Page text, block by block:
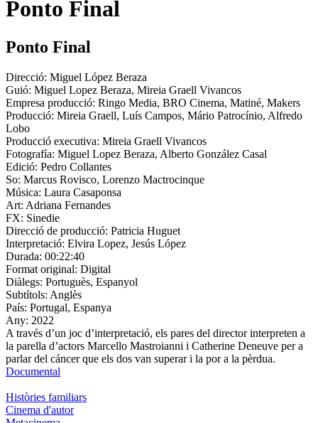
Ponto Final
Ponto Final
Direcció: Miguel López Beraza
Guió: Miguel Lopez Beraza, Mireia Graell Vivancos
Empresa producció: Ringo Media, BRO Cinema, Matiné, Makers
Producció: Mireia Graell, Luís Campos, Mário Patrocínio, Alfredo
Lobo
Producció executiva: Mireia Graell Vivancos
Fotografía: Miguel Lopez Beraza, Alberto González Casal
Edició: Pedro Collantes
So: Marcus Rovisco, Lorenzo Mactrocinque
Música: Laura Casaponsa
Art: Adriana Fernandes
FX: Sinedie
Direcció de producció: Patricia Huguet
Interpretació: Elvira Lopez, Jesús López
Durada: 00:22:40
Format original: Digital
Diàlegs: Portuguès, Espanyol
Subtítols: Anglès
País: Portugal, Espanya
Any: 2022
A través d’un joc d’interpretació, els pares del director interpreten a
la parella d’actors Marcello Mastroianni i Catherine Deneuve per a
parlar del cáncer que els dos van superar i la por a la pèrdua.
Documental
Històries familiars
Cinema d'autor